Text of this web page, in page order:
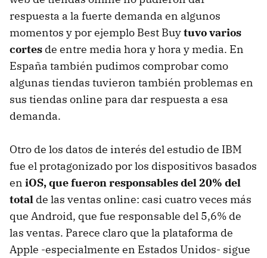
respuesta a la fuerte demanda en algunos
momentos y por ejemplo Best Buytuvo varios
cortes de entre media hora y hora y media. En
España también pudimos comprobar como
algunas tiendas tuvieron también problemas en
sus tiendas online para dar respuesta a esa
demanda.
Otro de los datos de interés del estudio de IBM
fue el protagonizado por los dispositivos basados
en iOS, que fueron responsables del 20% del
total de las ventas online: casi cuatro veces más
que Android, que fue responsable del 5,6% de
las ventas. Parece claro que la plataforma de
Apple -especialmente en Estados Unidos- sigue